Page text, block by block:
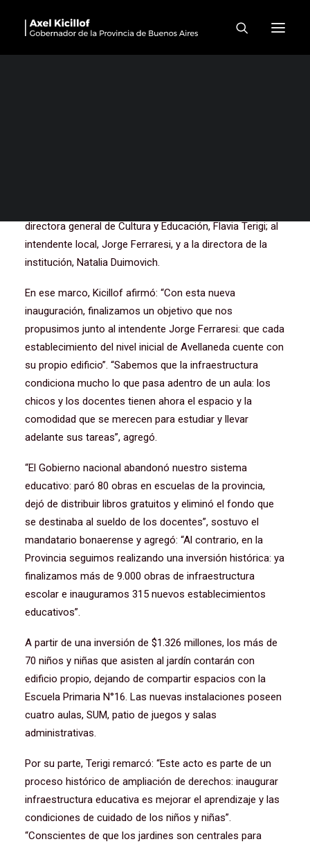
“No solo reivindicamos y
defendemos la escuela
directora general de Cultura y Educación, Flavia Terigi; al
intendente local, Jorge Ferraresi, y a la directora de la
institución, Natalia Duimovich.
En ese marco, Kicillof afirmó: “Con esta nueva
inauguración, finalizamos un objetivo que nos
propusimos junto al intendente Jorge Ferraresi: que cada
establecimiento del nivel inicial de Avellaneda cuente con
su propio edificio”. “Sabemos que la infraestructura
condiciona mucho lo que pasa adentro de un aula: los
chicos y los docentes tienen ahora el espacio y la
comodidad que se merecen para estudiar y llevar
adelante sus tareas”, agregó.
“El Gobierno nacional abandonó nuestro sistema
educativo: paró 80 obras en escuelas de la provincia,
dejó de distribuir libros gratuitos y eliminó el fondo que
se destinaba al sueldo de los docentes”, sostuvo el
mandatario bonaerense y agregó: “Al contrario, en la
Provincia seguimos realizando una inversión histórica: ya
finalizamos más de 9.000 obras de infraestructura
escolar e inauguramos 315 nuevos establecimientos
educativos”.
A partir de una inversión de $1.326 millones, los más de
70 niños y niñas que asisten al jardín contarán con
edificio propio, dejando de compartir espacios con la
Escuela Primaria N°16. Las nuevas instalaciones poseen
cuatro aulas, SUM, patio de juegos y salas
administrativas.
Por su parte, Terigi remarcó: “Este acto es parte de un
proceso histórico de ampliación de derechos: inaugurar
infraestructura educativa es mejorar el aprendizaje y las
condiciones de cuidado de los niños y niñas”.
“Conscientes de que los jardines son centrales para